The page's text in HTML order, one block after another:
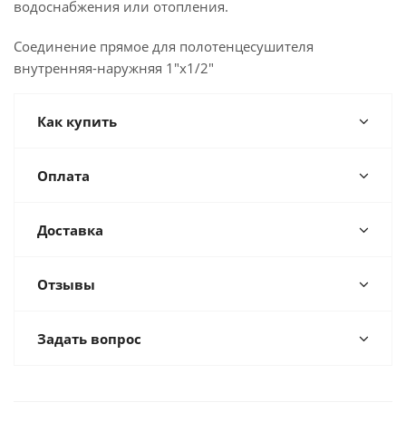
водоснабжения или отопления.
Соединение прямое для полотенцесушителя
внутренняя-наружняя 1"х1/2"
Как купить
Оплата
Доставка
Отзывы
Задать вопрос